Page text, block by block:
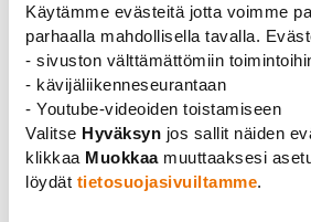
Käytämme evästeitä jotta voimme
parhaalla mahdollisella tavalla.
- sivuston välttämättömiin
- kävijäliikenneseurantaan
- Youtube-videoiden toistamiseen
Valitse Hyväksyn jos sallit näiden
klikkaa Muokkaamuuttaaksesi
löydät tietosuojasivuiltamme.
Lähtökohtaisesti
tehtävälle työlle on
määritellä vähintään
laskutettavaa tuntia,
esiintyminen tai